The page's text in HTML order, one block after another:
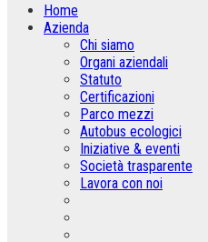
Home
Azienda
Chi siamo
Organi aziendali
Statuto
Certificazioni
Parco mezzi
Autobus ecologici
Iniziative & eventi
Società trasparente
Lavora con noi